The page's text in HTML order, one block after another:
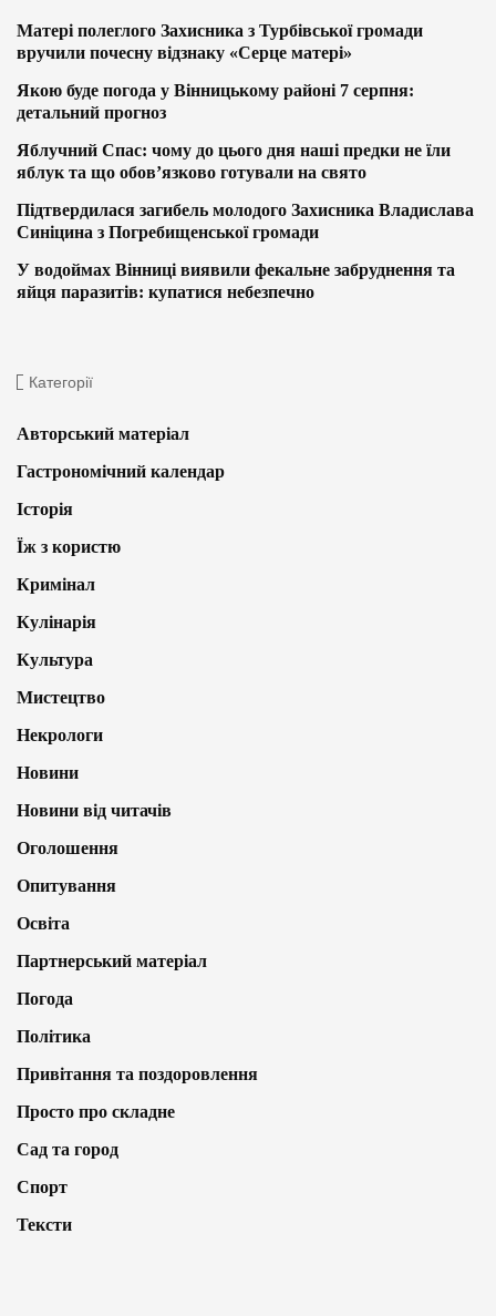
Матері полеглого Захисника з Турбівської громади
вручили почесну відзнаку «Серце матері»
Якою буде погода у Вінницькому районі 7 серпня:
детальний прогноз
Яблучний Спас: чому до цього дня наші предки не їли
яблук та що обов’язково готували на свято
Підтвердилася загибель молодого Захисника Владислава
Синіцина з Погребищенської громади
У водоймах Вінниці виявили фекальне забруднення та
яйця паразитів: купатися небезпечно
Категорії
Авторський матеріал
Гастрономічний календар
Історія
Їж з користю
Кримінал
Кулінарія
Культура
Мистецтво
Некрологи
Новини
Новини від читачів
Оголошення
Опитування
Освіта
Партнерський матеріал
Погода
Політика
Привітання та поздоровлення
Просто про складне
Сад та город
Спорт
Тексти